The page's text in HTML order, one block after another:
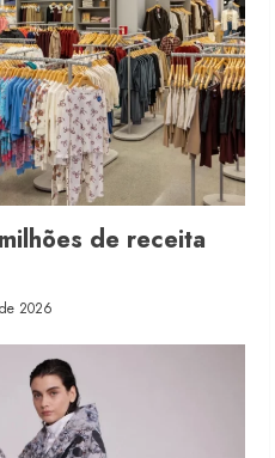
de receita
2026